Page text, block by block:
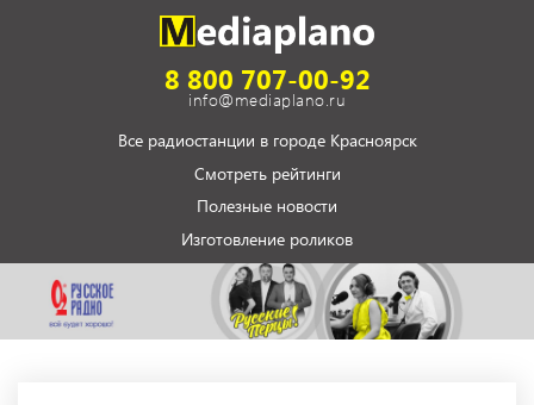
8 800 707-00-92
info@mediaplano.ru
Все радиостанции в городе Красноярск
Смотреть рейтинги
Полезные новости
Изготовление роликов